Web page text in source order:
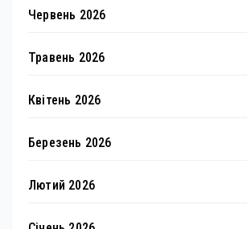
Червень 2026
Травень 2026
Квітень 2026
Березень 2026
Лютий 2026